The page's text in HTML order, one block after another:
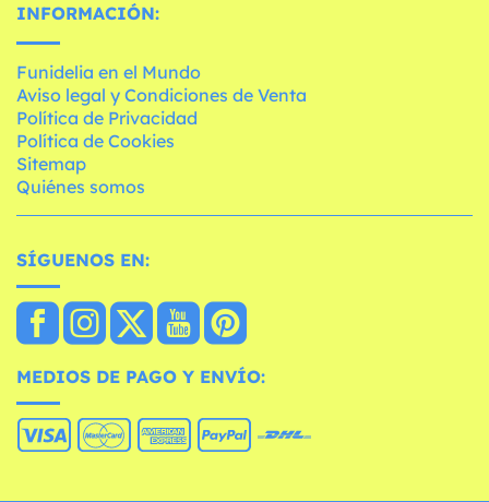
INFORMACIÓN:
Funidelia en el Mundo
Aviso legal y Condiciones de Venta
Política de Privacidad
Política de Cookies
Sitemap
Quiénes somos
SÍGUENOS EN:
MEDIOS DE PAGO Y ENVÍO: